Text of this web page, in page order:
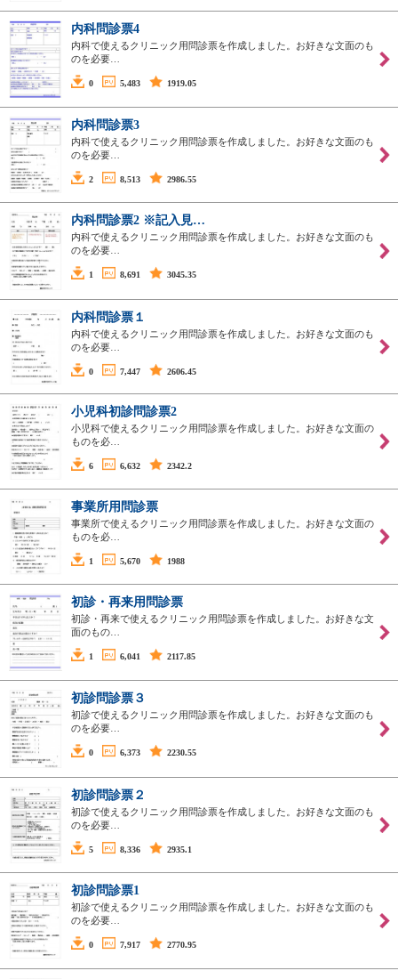
内科問診票4
内科で使えるクリニック用問診票を作成しました。お好きな文面のも
のを必要…
0 5,483 1919.05
内科問診票3
内科で使えるクリニック用問診票を作成しました。お好きな文面のも
のを必要…
2 8,513 2986.55
内科問診票2 ※記入見…
内科で使えるクリニック用問診票を作成しました。お好きな文面のも
のを必要…
1 8,691 3045.35
内科問診票１
内科で使えるクリニック用問診票を作成しました。お好きな文面のも
のを必要…
0 7,447 2606.45
小児科初診問診票2
小児科で使えるクリニック用問診票を作成しました。お好きな文面の
ものを必…
6 6,632 2342.2
事業所用問診票
事業所で使えるクリニック用問診票を作成しました。お好きな文面の
ものを必…
1 5,670 1988
初診・再来用問診票
初診・再来で使えるクリニック用問診票を作成しました。お好きな文
面のもの…
1 6,041 2117.85
初診問診票３
初診で使えるクリニック用問診票を作成しました。お好きな文面のも
のを必要…
0 6,373 2230.55
初診問診票２
初診で使えるクリニック用問診票を作成しました。お好きな文面のも
のを必要…
5 8,336 2935.1
初診問診票1
初診で使えるクリニック用問診票を作成しました。お好きな文面のも
のを必要…
0 7,917 2770.95